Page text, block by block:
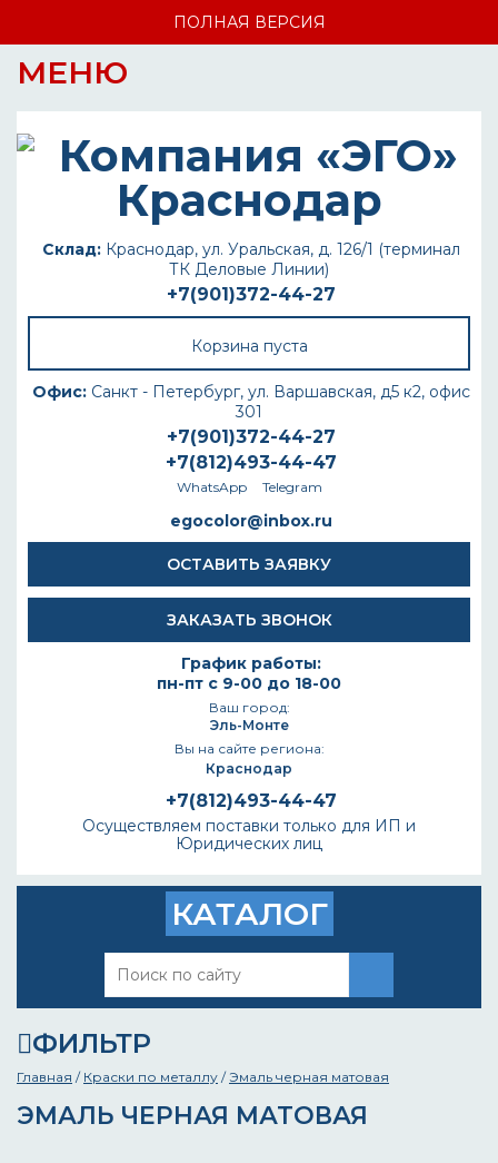
ПОЛНАЯ ВЕРСИЯ
МЕНЮ
Склад: Краснодар, ул. Уральская, д. 126/1 (терминал
ТК Деловые Линии)
+7(901)372-44-27
Корзина пуста
Офис: Санкт - Петербург, ул. Варшавская, д5 к2, офис
301
+7(901)372-44-27
+7(812)493-44-47
WhatsApp Telegram
egocolor@inbox.ru
ОСТАВИТЬ ЗАЯВКУ
ЗАКАЗАТЬ ЗВОНОК
График работы:
пн-пт с 9-00 до 18-00
Ваш город:
Эль-Монте
Вы на сайте региона:
Краснодар
+7(812)493-44-47
Осуществляем поставки только для ИП и
Юридических лиц
КАТАЛОГ
ФИЛЬТР
Главная / Краски по металлу /Эмаль черная матовая
ЭМАЛЬ ЧЕРНАЯ МАТОВАЯ